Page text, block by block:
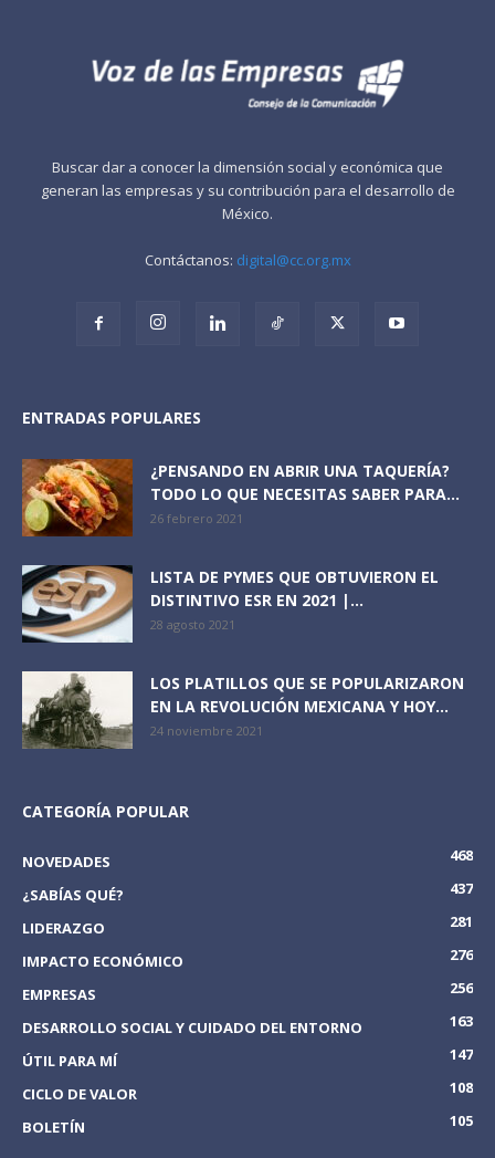
Buscar dar a conocer la dimensión social y económica que
generan las empresas y su contribución para el desarrollo de
México.
Contáctanos: digital@cc.org.mx
ENTRADAS POPULARES
¿PENSANDO EN ABRIR UNA TAQUERÍA?
TODO LO QUE NECESITAS SABER PARA...
26 febrero 2021
LISTA DE PYMES QUE OBTUVIERON EL
DISTINTIVO ESR EN 2021 |...
28 agosto 2021
LOS PLATILLOS QUE SE POPULARIZARON
EN LA REVOLUCIÓN MEXICANA Y HOY...
24 noviembre 2021
CATEGORÍA POPULAR
NOVEDADES
468
¿SABÍAS QUÉ?
437
LIDERAZGO
281
IMPACTO ECONÓMICO
276
EMPRESAS
256
DESARROLLO SOCIAL Y CUIDADO DEL ENTORNO
163
ÚTIL PARA MÍ
147
CICLO DE VALOR
108
BOLETÍN
105